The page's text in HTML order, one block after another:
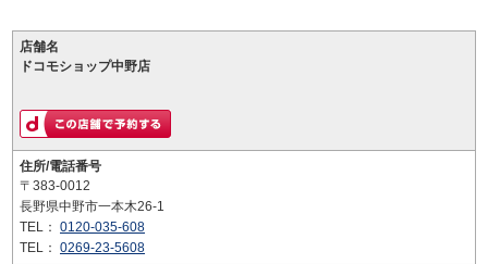
店舗名
ドコモショップ中野店
住所/電話番号
〒383-0012
長野県中野市一本木26-1
TEL： 0120-035-608
TEL： 0269-23-5608